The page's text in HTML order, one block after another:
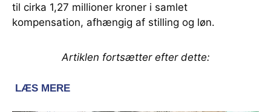
til cirka 1,27 millioner kroner i samlet
kompensation, afhængig af stilling og løn.
Artiklen fortsætter efter dette: